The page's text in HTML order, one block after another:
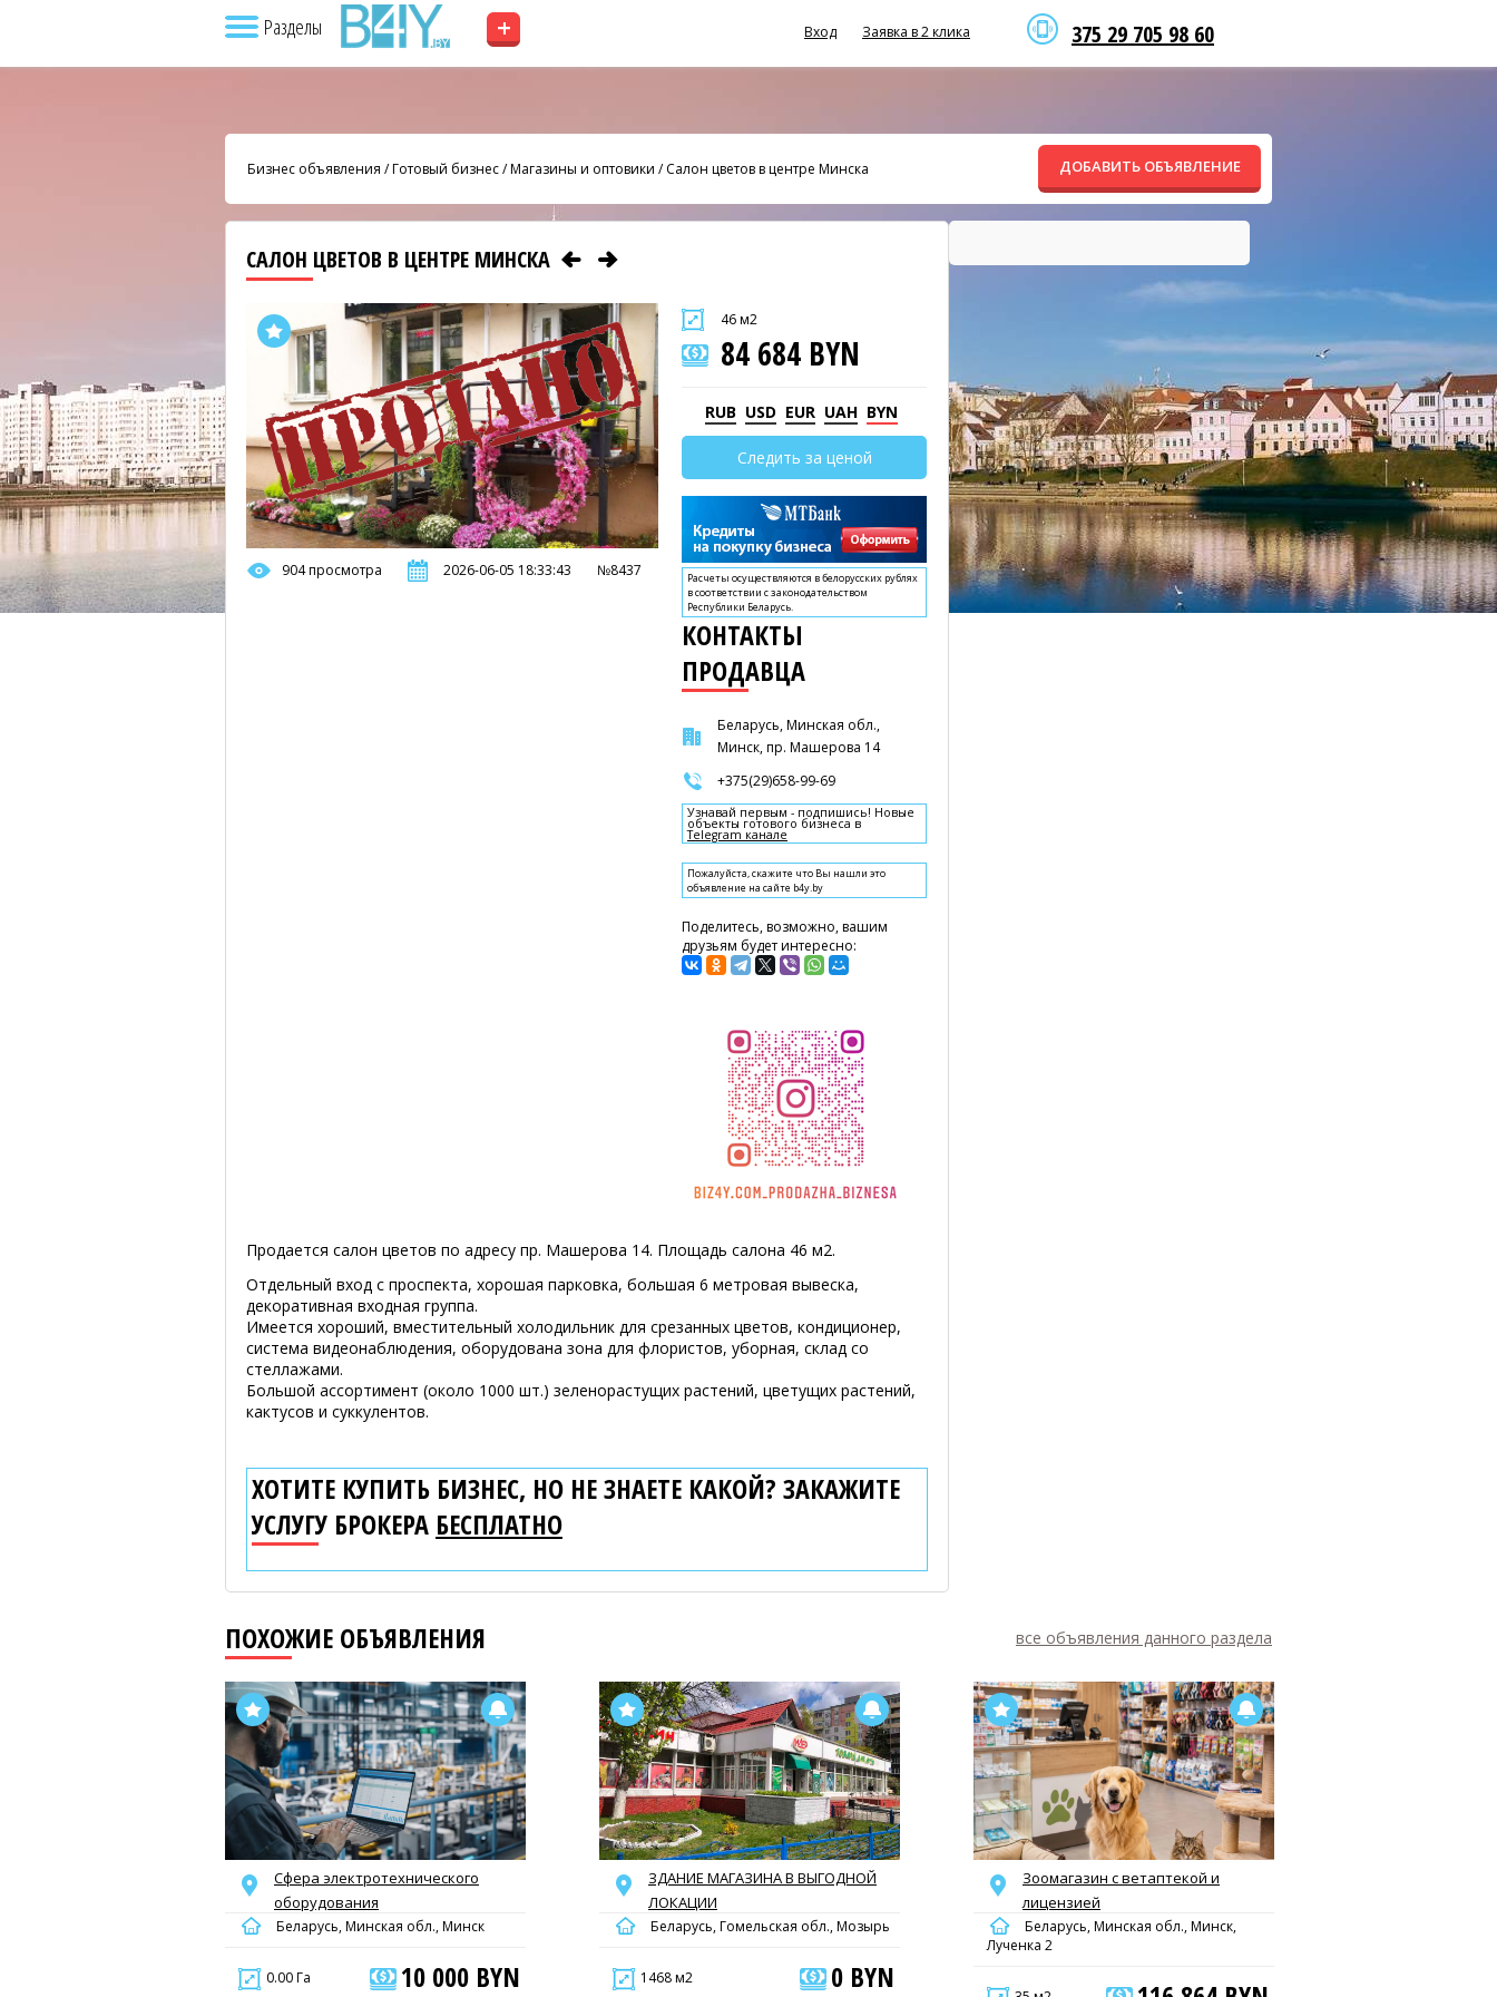
Разделы + 375 29 705 98 60
Вход Заявка в 2 клика
Бизнес объявления /Готовый бизнес/Магазины и оптовики /Салон цветов в центре Минска ДОБАВИТЬ ОБЪЯВЛЕНИЕ
САЛОН ЦВЕТОВ В ЦЕНТРЕ МИНСКА
904 просмотра 2026-06-05 18:33:43 №8437
46 м2
84 684 BYN
RUB USD EUR UAH BYN
Следить за ценой
Расчеты осуществляются в белорусских рублях
в соответствии с законодательством
Республики Беларусь.
КОНТАКТЫ
ПРОДАВЦА
Беларусь, Минская обл.,
Минск, пр. Машерова 14
+375(29)658-99-69
Узнавай первым - подпишись! Новые
объекты готового бизнеса в
Telegram канале
Пожалуйста, скажите что Вы нашли это
объявление на сайте b4y.by
Поделитесь, возможно, вашим
друзьям будет интересно:
Продается салон цветов по адресу пр. Машерова 14. Площадь салона 46 м2.
Отдельный вход с проспекта, хорошая парковка, большая 6 метровая вывеска,
декоративная входная группа.
Имеется хороший, вместительный холодильник для срезанных цветов, кондиционер,
система видеонаблюдения, оборудована зона для флористов, уборная, склад со
стеллажами.
Большой ассортимент (около 1000 шт.) зеленорастущих растений, цветущих растений,
кактусов и суккулентов.
ХОТИТЕ КУПИТЬ БИЗНЕС, НО НЕ ЗНАЕТЕ КАКОЙ? ЗАКАЖИТЕ
УСЛУГУ БРОКЕРА БЕСПЛАТНО
ПОХОЖИЕ ОБЪЯВЛЕНИЯ все объявления данного раздела
Сфера электротехнического
оборудования
Беларусь, Минская обл., Минск
0.00 Га 10 000 BYN
ЗДАНИЕ МАГАЗИНА В ВЫГОДНОЙ
ЛОКАЦИИ
Беларусь, Гомельская обл., Мозырь
1468 м2 0 BYN
Зоомагазин с ветаптекой и
лицензией
Беларусь, Минская обл., Минск,
Лученка 2